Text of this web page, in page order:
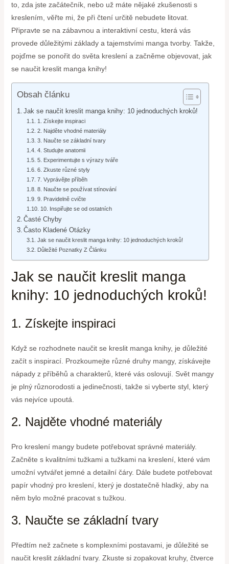
to, zda jste začátečník, nebo už máte nějaké zkušenosti s
kreslením, věřte mi, že při čtení určitě nebudete litovat.
Připravte se na zábavnou a interaktivní cestu, která vás
provede důležitými základy a tajemstvími manga tvorby. Takže,
pojďme se ponořit do světa kreslení a začněme objevovat, jak
se naučit kreslit manga knihy!
Obsah článku
Jak se naučit kreslit manga knihy: 10 jednoduchých kroků!
1. Získejte inspiraci
2. Najděte vhodné materiály
3. Naučte se základní tvary
4. Studujte anatomii
5. Experimentujte s výrazy tváře
6. Zkuste různé styly
7. Vyprávějte příběh
8. Naučte se používat stínování
9. Pravidelně cvičte
10. Inspiřujte se od ostatních
Časté Chyby
Často Kladené Otázky
Jak se naučit kreslit manga knihy: 10 jednoduchých kroků!
Důležité Poznatky Z Článku
Jak se naučit kreslit manga
knihy: 10 jednoduchých kroků!
1. Získejte inspiraci
Když se rozhodnete naučit se kreslit manga knihy, je důležité
začít s inspirací. Prozkoumejte různé druhy mangy, získávejte
nápady z příběhů a charakterů, které vás oslovují. Svět mangy
je plný různorodosti a jedinečnosti, takže si vyberte styl, který
vás nejvíce upoutá.
2. Najděte vhodné materiály
Pro kreslení mangy budete potřebovat správné materiály.
Začněte s kvalitními tužkami a tužkami na kreslení, které vám
umožní vytvářet jemné a detailní čáry. Dále budete potřebovat
papír vhodný pro kreslení, který je dostatečně hladký, aby na
něm bylo možné pracovat s tužkou.
3. Naučte se základní tvary
Předtím než začnete s komplexními postavami, je důležité se
naučit kreslit základní tvary. Zkuste si zopakovat kruhy, čtverce